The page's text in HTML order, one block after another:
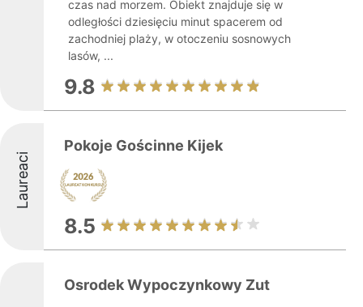
czas nad morzem. Obiekt znajduje się w
odległości dziesięciu minut spacerem od
zachodniej plaży, w otoczeniu sosnowych
lasów, ...
9.8
Laureaci
Pokoje Gościnne Kijek
8.5
Osrodek Wypoczynkowy Zut